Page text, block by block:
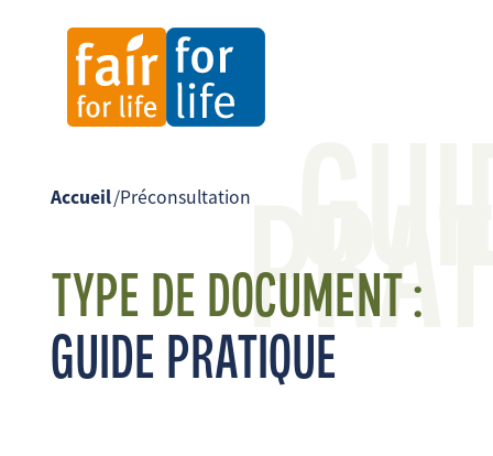
Accueil/Préconsultation
TYPE DE DOCUMENT :
GUIDE PRATIQUE